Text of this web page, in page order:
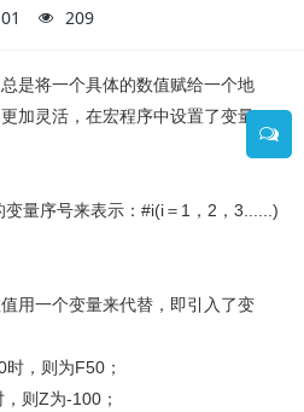
209
是将一个具体的数值赋给一个地
加灵活，在宏程序中设置了变量，
量序号来表示： #i(i＝ 1 ， 2 ， 3......)
一个变量来代替，即引入了变
时，则为F50 ；
，则Z为-100 ；